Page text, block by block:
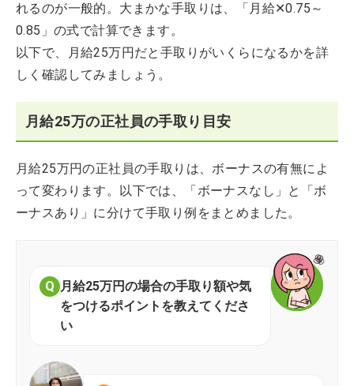
れるのが一般的。大まかな手取りは、「月給✕0.75～
0.85」の式で計算できます。
以下で、月給25万円だと手取りがいくらになるかを詳
しく確認してみましょう。
月給25万の正社員の手取り目安
月給25万円の正社員の手取りは、ボーナスの有無によ
って変わります。以下では、「ボーナスなし」と「ボ
ーナスあり」に分けて手取り例をまとめました。
月給25万円の場合の手取り額や気
をつけるポイントを教えてくださ
い